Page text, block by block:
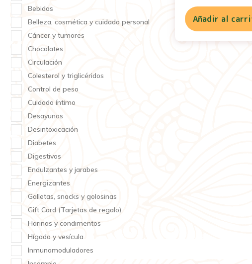
Bebidas
Belleza, cosmética y cuidado personal
Cáncer y tumores
Chocolates
Circulación
Colesterol y triglicéridos
Control de peso
Cuidado íntimo
Desayunos
Desintoxicación
Diabetes
Digestivos
Endulzantes y jarabes
Energizantes
Galletas, snacks y golosinas
Gift Card (Tarjetas de regalo)
Harinas y condimentos
Hígado y vesícula
Inmunomoduladores
Añadir al